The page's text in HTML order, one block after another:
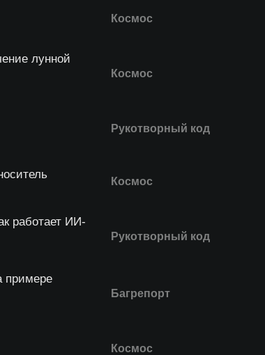
Космос
лунной
Космос
Рукотворный код
Космос
работает ИИ-
Рукотворный код
примере
Багрепорт
Космос